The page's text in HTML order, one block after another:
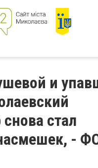
и
снова стал
-